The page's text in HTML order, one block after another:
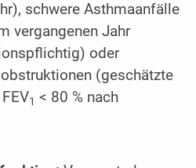
schwere Asthmaanfälle
vergangenen Jahr
oder
(geschätzte
1 < 80 % nach